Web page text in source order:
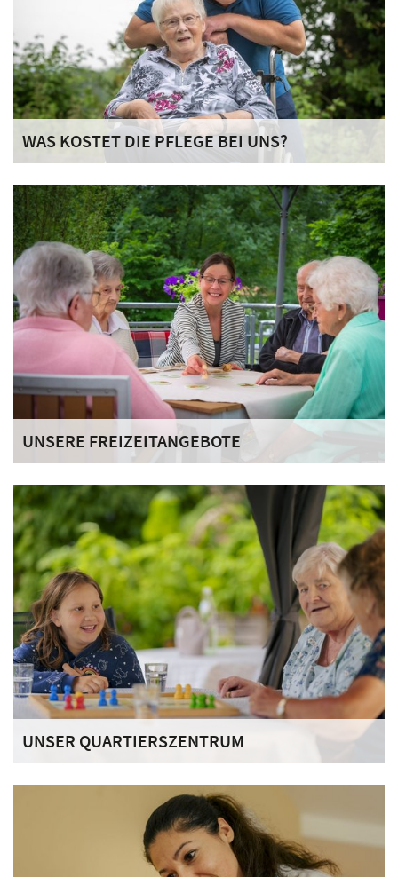
WAS KOSTET DIE PFLEGE BEI UNS?
Bestandteilen Pflegesatz, Unterkunft und Verpflegung
sowie Investitionskosten zusammen.
UNSERE FREIZEITANGEBOTE
Begleitung. All das finden Sie in unserem Haus. Wir sind
eine Einrichtung in der Trägerschaft des Deutschen
Ordens.
UNSER QUARTIERSZENTRUM
Miteinander in Wickede stärken und die Vernetzung in der
Nachbarschaft fördern.